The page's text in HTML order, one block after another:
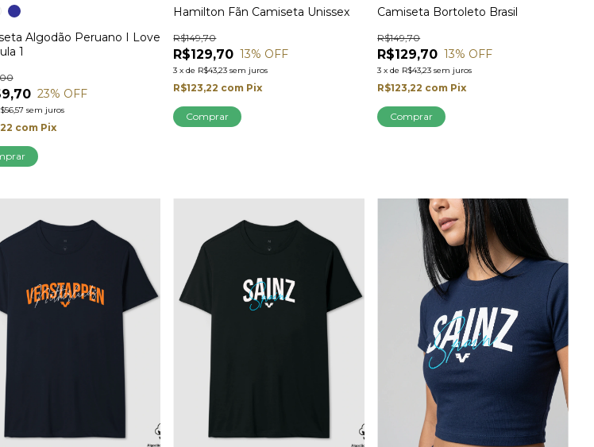
Algodão Peruano I Love
1
23% OFF
sem juros
com Pix
Hamilton Fãn Camiseta Unissex
R$129,70
R$149,70
13% OFF
3 xde R$43,23 sem juros
R$123,22 com Pix
Comprar
Camiseta Bortoleto Brasil
R$129,70
R$149,70
13% OFF
3 xde R$43,23 sem juros
R$123,22 com Pix
Comprar